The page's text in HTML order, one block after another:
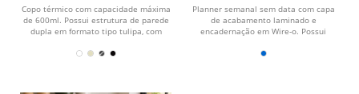
Copo térmico com capacidade máxima
de 600ml. Possui estrutura de parede
dupla em formato tipo tulipa, com
Planner semanal sem data com capa
de acabamento laminado e
encadernação em Wire-o. Possui